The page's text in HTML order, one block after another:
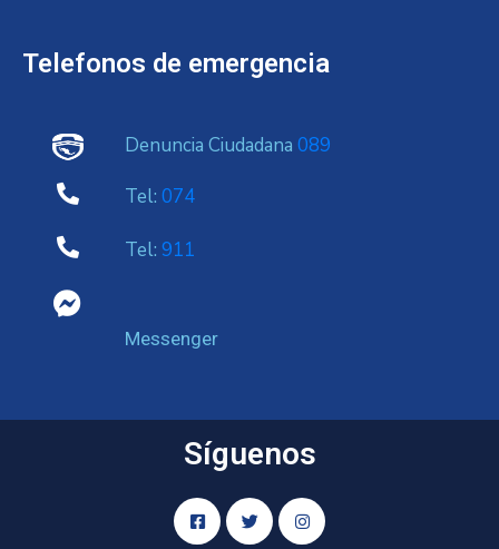
Telefonos de emergencia
Denuncia Ciudadana 089
Tel: 074
Tel: 911
Messenger
Síguenos